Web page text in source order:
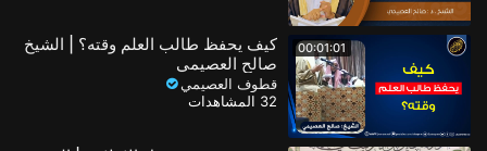
00:01:01
كيف يحفظ طالب العلم وقته؟ | الشيخ
صالح العصيمي
قطوف العصيمي
32 المشاهدات